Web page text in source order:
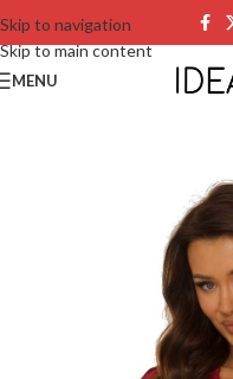
Skip to navigation
Skip to main content
MENU